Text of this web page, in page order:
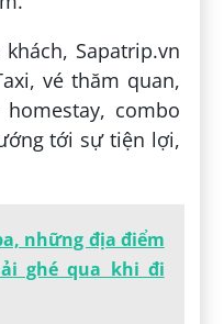
Sapatrip.vn
vé thăm quan,
combo
tới sự tiện lợi,
những địa điểm
ghé qua khi đi